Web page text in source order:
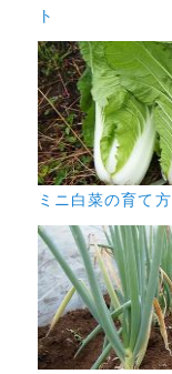
ト
ミニ白菜の育て方